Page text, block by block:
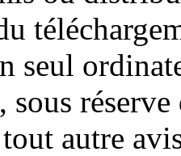
seul
sous
autre